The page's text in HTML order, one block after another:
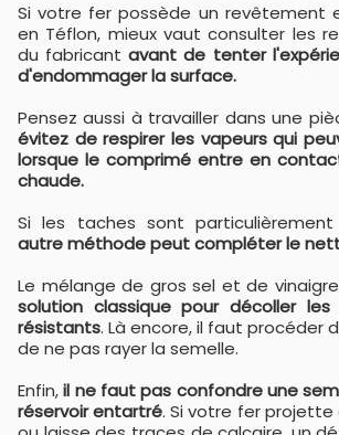
Si votre fer possède un revêtement
en Téflon, mieux vaut consulter les
du fabricantavant de tenter
d'endommager la surface.
Pensez aussi à travailler dans une
évitez de respirer les vapeurs qui
lorsque le comprimé entre en
chaude.
Si les taches sont particulièrement
autre méthode peut compléter le
Le mélange de gros sel et de
solution classique pour décoller les
résistants. Là encore, il faut procéder
de ne pas rayer la semelle.
Enfin,il ne faut pas confondre une
réservoir entartré. Si votre fer